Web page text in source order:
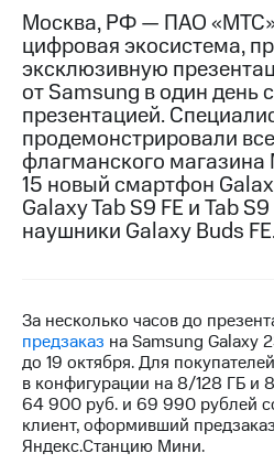
Контакты
Медиа-центр
Пресс-
релизы
МТС
о технологиях
Достижения
Интервью
Контакты
Новости
в
регионе
Москва, РФ — ПАО «МТС»
цифровая экосистема,
эксклюзивную
от Samsung в один день
презентацией.
продемонстрировали
флагманского магазина
15 новый смартфон
Galaxy Tab S9 FE и Tab
наушники Galaxy Buds
За несколько часов до
предзаказ на Samsung Galaxy
до 19 октября. Для
в конфигурации на 8/128 ГБ и
64 900 руб. и 69 990 рублей
клиент, оформивший
Яндекс.Станцию Мини.